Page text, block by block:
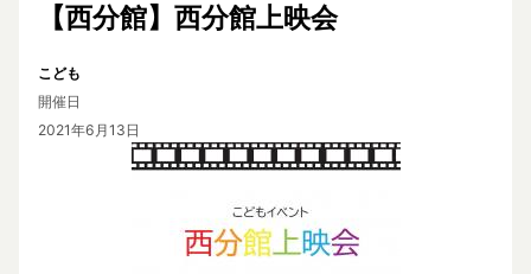
【西分館】西分館上映会
こども
開催日
2021年6月13日